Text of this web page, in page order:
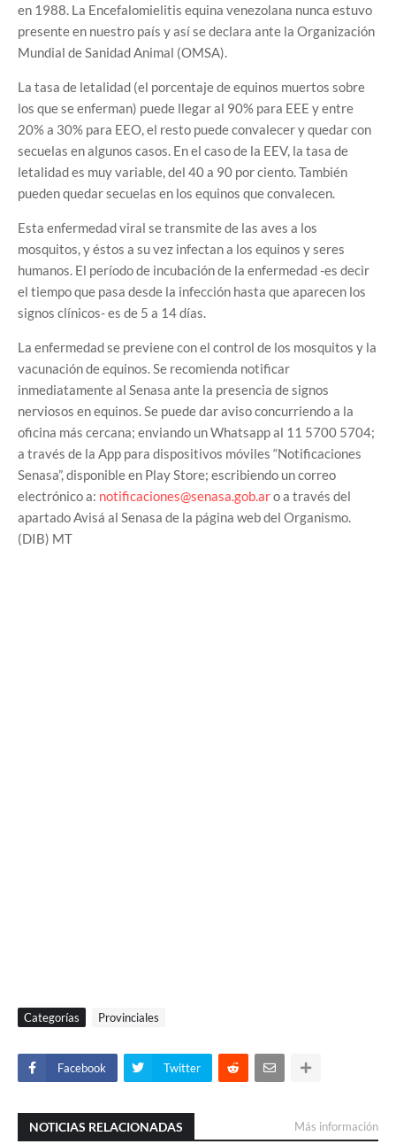
en 1988. La Encefalomielitis equina venezolana nunca estuvo
presente en nuestro país y así se declara ante la Organización
Mundial de Sanidad Animal (OMSA).
La tasa de letalidad (el porcentaje de equinos muertos sobre
los que se enferman) puede llegar al 90% para EEE y entre
20% a 30% para EEO, el resto puede convalecer y quedar con
secuelas en algunos casos. En el caso de la EEV, la tasa de
letalidad es muy variable, del 40 a 90 por ciento. También
pueden quedar secuelas en los equinos que convalecen.
Esta enfermedad viral se transmite de las aves a los
mosquitos, y éstos a su vez infectan a los equinos y seres
humanos. El período de incubación de la enfermedad -es decir
el tiempo que pasa desde la infección hasta que aparecen los
signos clínicos- es de 5 a 14 días.
La enfermedad se previene con el control de los mosquitos y la
vacunación de equinos. Se recomienda notificar
inmediatamente al Senasa ante la presencia de signos
nerviosos en equinos. Se puede dar aviso concurriendo a la
oficina más cercana; enviando un Whatsapp al 11 5700 5704;
a través de la App para dispositivos móviles “Notificaciones
Senasa”, disponible en Play Store; escribiendo un correo
electrónico a: notificaciones@senasa.gob.aro a través del
apartado Avisá al Senasa de la página web del Organismo.
(DIB) MT
Categorías Provinciales
Facebook Twitter
NOTICIAS RELACIONADAS Más información